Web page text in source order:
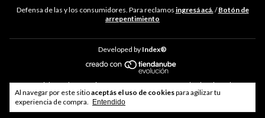
Al navegar por este sitioaceptás el uso de cookiespara agilizar tu
experiencia de compra.
Entendido
Defensa de las y los consumidores. Para reclamos ingresá acá./ Botón de
arrepentimiento
Developed by Index®
Copyright Hudson Cocina - 33711468469 - 2026. Todos los derechos
reservados.